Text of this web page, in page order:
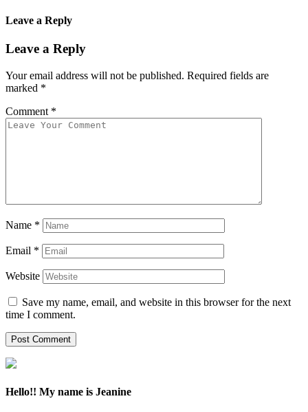
Leave a Reply
Leave a Reply
Your email address will not be published. Required fields are
marked *
Comment *
Name *
Email *
Website
Save my name, email, and website in this browser for the next
time I comment.
Hello!! My name is Jeanine